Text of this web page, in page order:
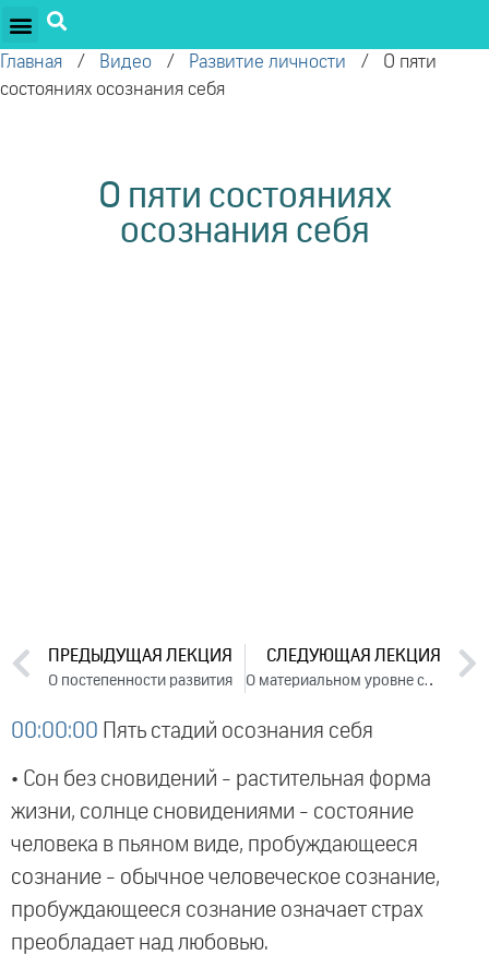
Главная / Видео / Развитие личности / О пяти
состояниях осознания себя
О пяти состояниях
осознания себя
ПРЕДЫДУЩАЯ ЛЕКЦИЯ
О постепенности развития
СЛЕДУЮЩАЯ ЛЕКЦИЯ
О материальном уровне сознания Ана Майя
00:00:00 Пять стадий осознания себя
• Сон без сновидений - растительная форма
жизни, солнце сновидениями - состояние
человека в пьяном виде, пробуждающееся
сознание - обычное человеческое сознание,
пробуждающееся сознание означает страх
преобладает над любовью.